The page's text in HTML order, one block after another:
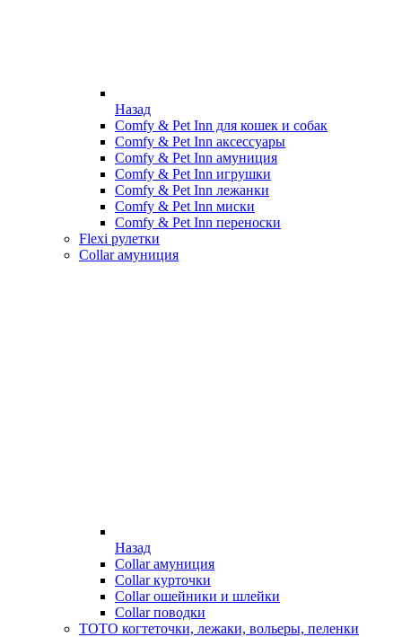
Назад
Comfy & Pet Inn для кошек и собак
Comfy & Pet Inn аксессуары
Comfy & Pet Inn амуниция
Comfy & Pet Inn игрушки
Comfy & Pet Inn лежанки
Comfy & Pet Inn миски
Comfy & Pet Inn переноски
Flexi рулетки
Collar амуниция
Назад
Collar амуниция
Collar курточки
Collar ошейники и шлейки
Collar поводки
ТОТО когтеточки, лежаки, вольеры, пеленки